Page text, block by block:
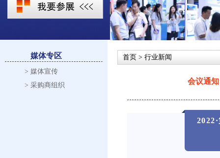
媒体专区
> 媒体宣传
> 采购商组织
首页 > 行业新闻
会议通